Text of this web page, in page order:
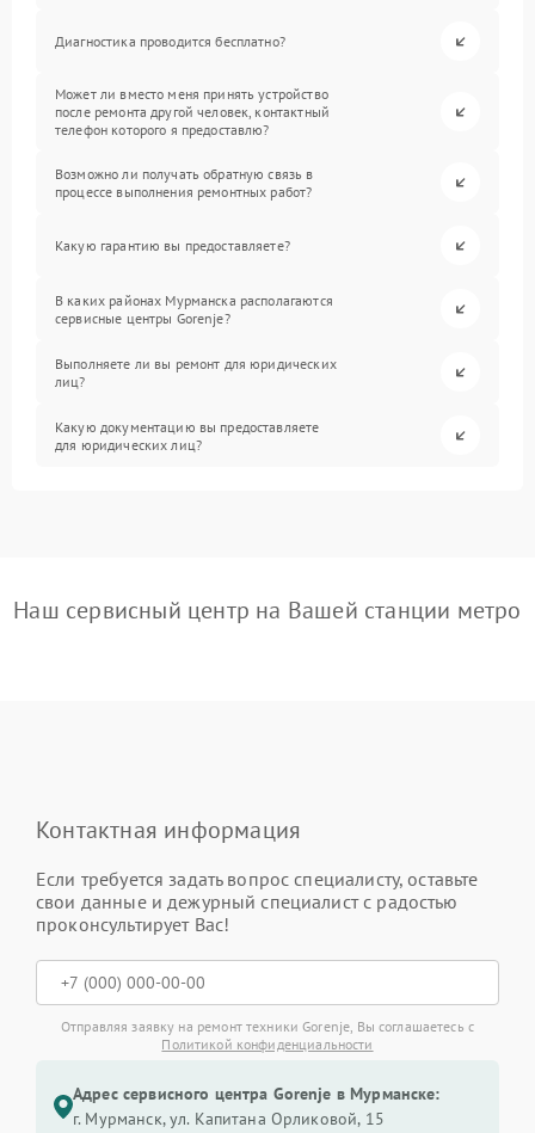
Диагностика проводится бесплатно?
Может ли вместо меня принять устройство
после ремонта другой человек, контактный
телефон которого я предоставлю?
Возможно ли получать обратную связь в
процессе выполнения ремонтных работ?
Какую гарантию вы предоставляете?
В каких районах Мурманска располагаются
сервисные центры Gorenje?
Выполняете ли вы ремонт для юридических
лиц?
Какую документацию вы предоставляете
для юридических лиц?
Наш сервисный центр на Вашей станции метро
Контактная информация
Если требуется задать вопрос специалисту, оставьте
свои данные и дежурный специалист с радостью
проконсультирует Вас!
Отправляя заявку на ремонт техники Gorenje, Вы соглашаетесь с
Политикой конфиденциальности
Адрес сервисного центра Gorenje в Мурманске:
г. Мурманск, ул. Капитана Орликовой, 15